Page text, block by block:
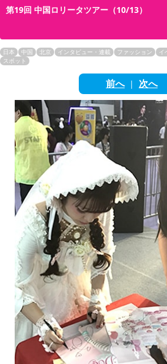
한국어
繁體中文
English
ภาษาไทย
tiéng Viêt
Bahasa Indonesia
第19回 中国ロリータツアー（10/13）
日本 中国 北京 インタビュー・連載 ファッション イ
スポット
前へ| 次へ